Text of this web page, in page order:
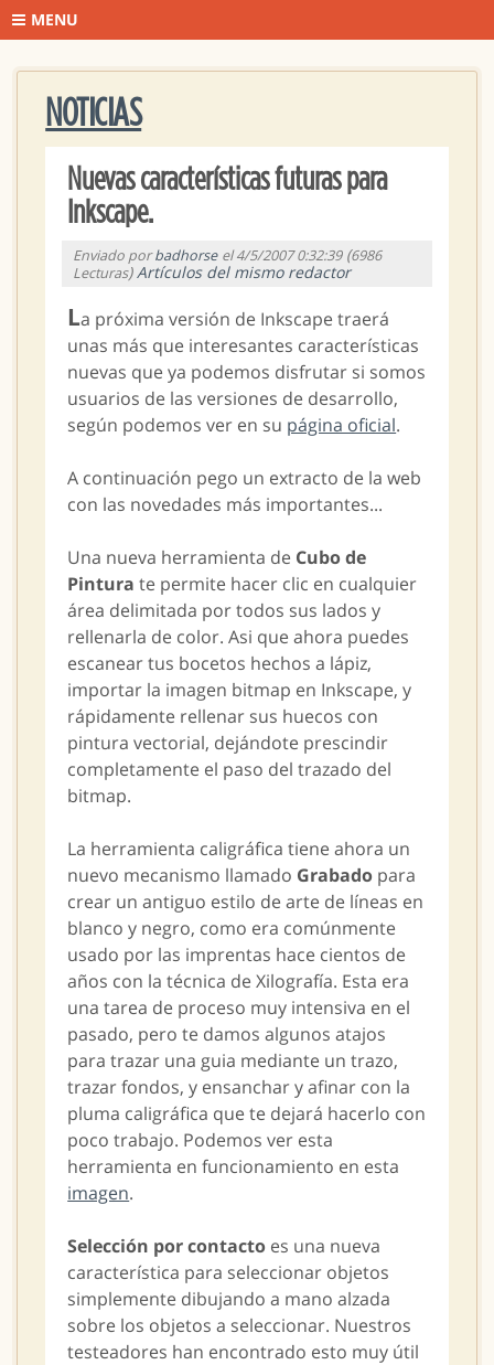
MENU
NOTICIAS
Nuevas características futuras para
Inkscape.
Enviado porbadhorse el 4/5/2007 0:32:39(6986
Lecturas)Artículos del mismo redactor
La próxima versión de Inkscape traerá
unas más que interesantes características
nuevas que ya podemos disfrutar si somos
usuarios de las versiones de desarrollo,
según podemos ver en su página oficial.
A continuación pego un extracto de la web
con las novedades más importantes...
Una nueva herramienta de Cubo de
Pintura te permite hacer clic en cualquier
área delimitada por todos sus lados y
rellenarla de color. Asi que ahora puedes
escanear tus bocetos hechos a lápiz,
importar la imagen bitmap en Inkscape, y
rápidamente rellenar sus huecos con
pintura vectorial, dejándote prescindir
completamente el paso del trazado del
bitmap.
La herramienta caligráfica tiene ahora un
nuevo mecanismo llamado Grabado para
crear un antiguo estilo de arte de líneas en
blanco y negro, como era comúnmente
usado por las imprentas hace cientos de
años con la técnica de Xilografía. Esta era
una tarea de proceso muy intensiva en el
pasado, pero te damos algunos atajos
para trazar una guia mediante un trazo,
trazar fondos, y ensanchar y afinar con la
pluma caligráfica que te dejará hacerlo con
poco trabajo. Podemos ver esta
herramienta en funcionamiento en esta
imagen.
Selección por contacto es una nueva
característica para seleccionar objetos
simplemente dibujando a mano alzada
sobre los objetos a seleccionar. Nuestros
testeadores han encontrado esto muy útil